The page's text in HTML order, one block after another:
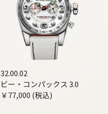
32.00.02
ビー・コンパックス 3.0
￥77,000 (税込)